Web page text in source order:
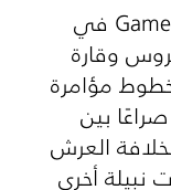
في
وقارة
مؤامرة
بين
العرش
نبيلة أخرى